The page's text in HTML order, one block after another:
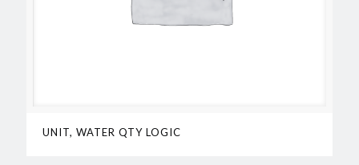
UNIT, WATER QTY LOGIC